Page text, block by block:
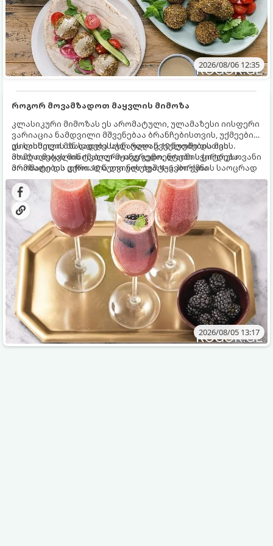
2026/08/06 12:35
როგორ მოვამზადოთ მაყვლის მიმოზა
კლასიკური მიმოზას ეს არომატული, ულამაზესი იისფერი
ვარიაცია ნამდვილი მშვენებაა ბრანჩებისთვის, უქმეების
დილისთვის ან სადღესასწაულო წვეულებებისთვის.
ახალი მაყვლის ტკბილ-მჟავე გემო, ლაიმის ციტრუსოვანი
არომატი და ცქრიალა ღვინის ბუშტუკები ქმნის საოცრად
დახვეწილ და მაგრილებელ კოქტეილს.
ეს სასმელი მზადდება სულ რაღაც 10 წუთში და მის
მომზადებას მინიმალური ინგრედიენტები სჭირდება.
მომზადების დრო: 10 წუთი ულუფა: 4–6 პორცია
2026/08/05 13:17